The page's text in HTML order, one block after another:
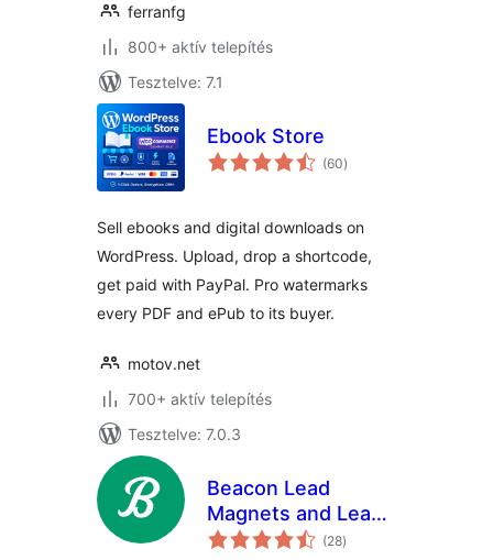
ferranfg
800+ aktív telepítés
Tesztelve: 7.1
Ebook Store
(60értékelés
összesen
)
Sell ebooks and digital downloads on
WordPress. Upload, drop a shortcode,
get paid with PayPal. Pro watermarks
every PDF and ePub to its buyer.
motov.net
700+ aktív telepítés
Tesztelve: 7.0.3
Beacon Lead
Magnets and Lead
Capture
(28értékelés
összesen
)